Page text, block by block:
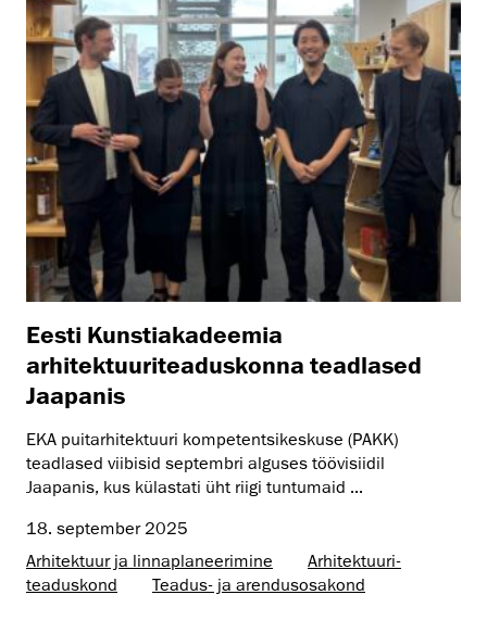
Eesti Kunstiakadeemia
arhitektuuriteaduskonna teadlased
Jaapanis
EKA puitarhitektuuri kompetentsikeskuse (PAKK)
teadlased viibisid septembri alguses töövisiidil
Jaapanis, kus külastati üht riigi tuntumaid ...
18. september 2025
Arhitektuur ja linnaplaneerimine
Arhitektuuri­
teaduskond
Teadus- ja arendusosakond